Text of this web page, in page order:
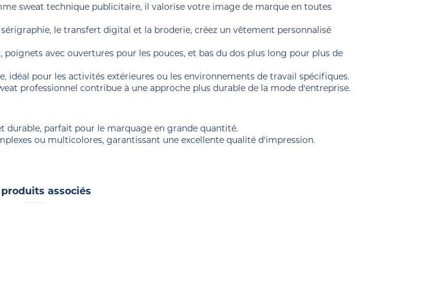
sweat technique publicitaire, il valorise votre image de marque en toutes
le transfert digital et la broderie, créez un vêtement personnalisé
avec ouvertures pour les pouces, et bas du dos plus long pour plus de
idéal pour les activités extérieures ou les environnements de travail spécifiques.
professionnel contribue à une approche plus durable de la mode d'entreprise.
durable, parfait pour le marquage en grande quantité.
ou multicolores, garantissant une excellente qualité d'impression.
produits associés